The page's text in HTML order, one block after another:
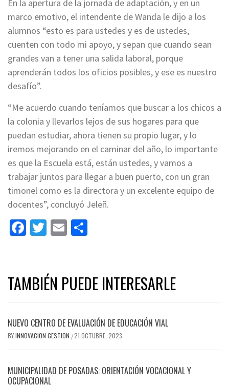
En la apertura de la jornada de adaptación, y en un
marco emotivo, el intendente de Wanda le dijo a los
alumnos “esto es para ustedes y es de ustedes,
cuenten con todo mi apoyo, y sepan que cuando sean
grandes van a tener una salida laboral, porque
aprenderán todos los oficios posibles, y ese es nuestro
desafío”.
“Me acuerdo cuando teníamos que buscar a los chicos a
la colonia y llevarlos lejos de sus hogares para que
puedan estudiar, ahora tienen su propio lugar, y lo
iremos mejorando en el caminar del año, lo importante
es que la Escuela está, están ustedes, y vamos a
trabajar juntos para llegar a buen puerto, con un gran
timonel como es la directora y un excelente equipo de
docentes”, concluyó Jeleñ.
Facebook
Twitter
Email
TAMBIÉN PUEDE INTERESARLE
NUEVO CENTRO DE EVALUACIÓN DE EDUCACIÓN VIAL
BYINNOVACION GESTION /21 OCTUBRE, 2023
MUNICIPALIDAD DE POSADAS: ORIENTACIÓN VOCACIONAL Y
OCUPACIONAL